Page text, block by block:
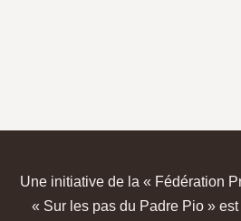
Une initiative de la « Fédération
« Sur les pas du Padre Pio »